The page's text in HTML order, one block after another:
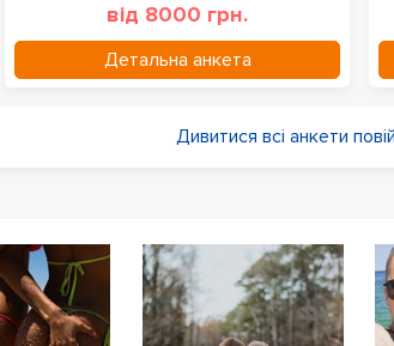
від 8000 грн.
Детальна анкета
Дивитися всі анкети